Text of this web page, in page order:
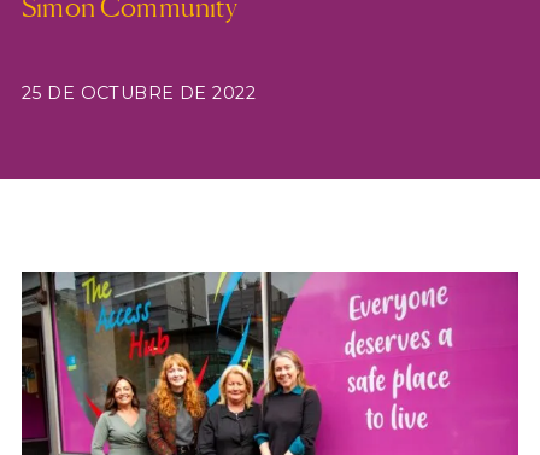
Simon Community
25 DE OCTUBRE DE 2022